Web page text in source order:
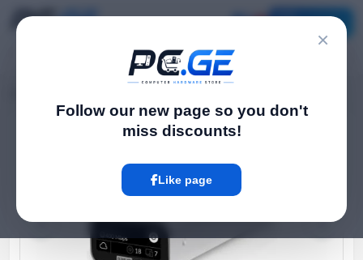
×
Follow our new page so you don't
miss discounts!
Like page
‹ ›